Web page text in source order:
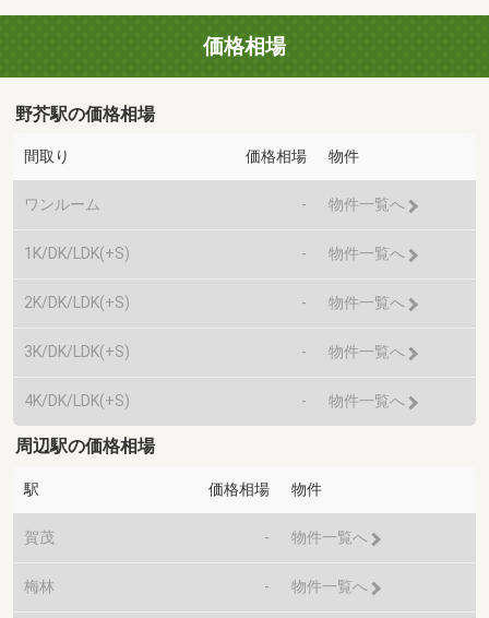
価格相場
野芥駅の価格相場
間取り 価格相場 物件
ワンルーム - 物件一覧へ
1K/DK/LDK(+S) - 物件一覧へ
2K/DK/LDK(+S) - 物件一覧へ
3K/DK/LDK(+S) - 物件一覧へ
4K/DK/LDK(+S) - 物件一覧へ
周辺駅の価格相場
駅 価格相場 物件
賀茂 - 物件一覧へ
梅林 - 物件一覧へ